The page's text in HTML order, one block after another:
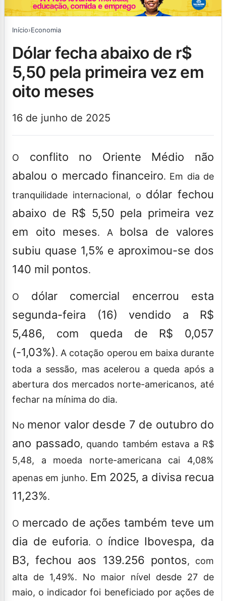
Início›Economia
dólar fecha abaixo de r$
5,50 pela primeira vez em
oito meses
16 de junho de 2025
O
conflito no Oriente Médio não
abalou o mercado financeiro. Em dia de
tranquilidade internacional, o dólar fechou
abaixo de R$ 5,50 pela primeira vez
em oito meses. A bolsa de valores
subiu quase 1,5% e aproximou-se dos
140 mil pontos.
O dólar comercial encerrou esta
segunda-feira (16) vendido a R$
5,486, com queda de R$ 0,057
(-1,03%). A cotação operou em baixa durante
toda a sessão, mas acelerou a queda após a
abertura dos mercados norte-americanos, até
fechar na mínima do dia.
No menor valor desde 7 de outubro do
ano passado, quando também estava a R$
5,48, a moeda norte-americana cai 4,08%
apenas em junho. Em 2025, a divisa recua
11,23%.
O mercado de ações também teve um
dia de euforia. O índice Ibovespa, da
B3, fechou aos 139.256 pontos, com
alta de 1,49%. No maior nível desde 27 de
maio, o indicador foi beneficiado por ações de